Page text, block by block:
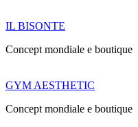
IL BISONTE
Concept mondiale e boutique
GYM AESTHETIC
Concept mondiale e boutique